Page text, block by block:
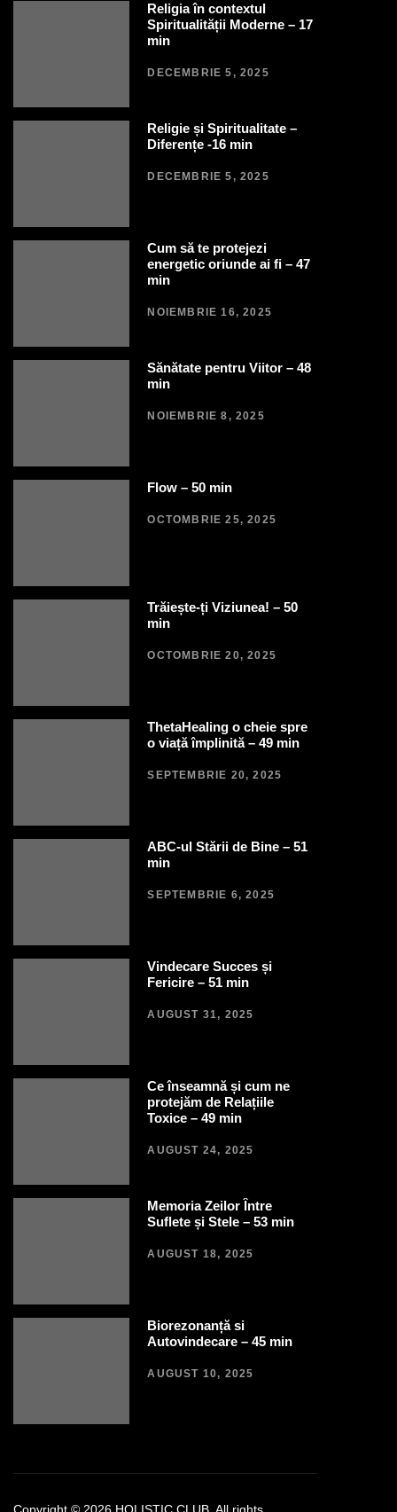
Religia în contextul
Spiritualității Moderne – 17
min
DECEMBRIE 5, 2025
Religie și Spiritualitate –
Diferențe -16 min
DECEMBRIE 5, 2025
Cum să te protejezi
energetic oriunde ai fi – 47
min
NOIEMBRIE 16, 2025
Sănătate pentru Viitor – 48
min
NOIEMBRIE 8, 2025
Flow – 50 min
OCTOMBRIE 25, 2025
Trăiește-ți Viziunea! – 50
min
OCTOMBRIE 20, 2025
ThetaHealing o cheie spre
o viață împlinită – 49 min
SEPTEMBRIE 20, 2025
ABC-ul Stării de Bine – 51
min
SEPTEMBRIE 6, 2025
Vindecare Succes și
Fericire – 51 min
AUGUST 31, 2025
Ce înseamnă și cum ne
protejăm de Relațiile
Toxice – 49 min
AUGUST 24, 2025
Memoria Zeilor Între
Suflete și Stele – 53 min
AUGUST 18, 2025
Biorezonanță si
Autovindecare – 45 min
AUGUST 10, 2025